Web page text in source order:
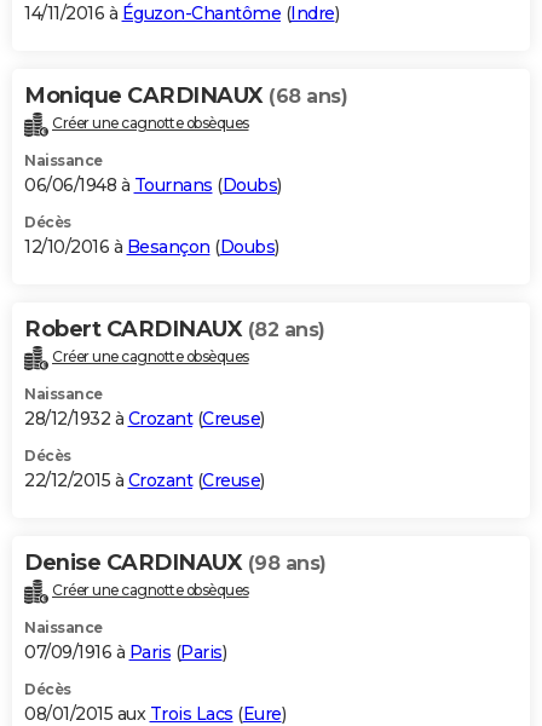
14/11/2016 à Éguzon-Chantôme (Indre)
Monique CARDINAUX (68 ans)
Créer une cagnotte obsèques
Naissance
06/06/1948 à Tournans (Doubs)
Décès
12/10/2016 à Besançon (Doubs)
Robert CARDINAUX (82 ans)
Créer une cagnotte obsèques
Naissance
28/12/1932 à Crozant(Creuse)
Décès
22/12/2015 à Crozant(Creuse)
Denise CARDINAUX (98 ans)
Créer une cagnotte obsèques
Naissance
07/09/1916 à Paris (Paris)
Décès
08/01/2015 aux Trois Lacs (Eure)